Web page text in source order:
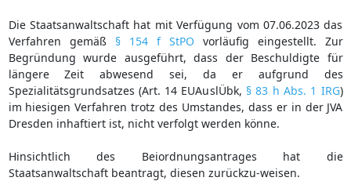
Die Staatsanwaltschaft hat mit Verfügung vom 07.06.2023 das
Verfahren gemäß § 154 f StPO vorläufig eingestellt. Zur
Begründung wurde ausgeführt, dass der Beschuldigte für
längere Zeit abwesend sei, da er aufgrund des
Spezialitätsgrundsatzes (Art. 14 EUAuslÜbk, § 83 h Abs. 1 IRG)
im hiesigen Verfahren trotz des Umstandes, dass er in der JVA
Dresden inhaftiert ist, nicht verfolgt werden könne.
Hinsichtlich des Beiordnungsantrages hat die
Staatsanwaltschaft beantragt, diesen zurückzu-weisen.